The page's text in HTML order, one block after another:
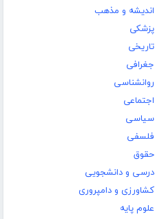
اندیشه و مذهب
پزشکی
تاریخی
جغرافی
روانشناسی
اجتماعی
سیاسی
فلسفی
حقوق
درسی و دانشجویی
کشاورزی و دامپروری
علوم پایه